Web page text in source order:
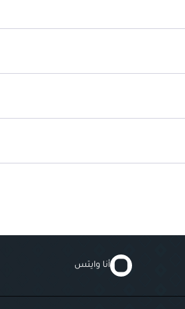
أنا وايتس